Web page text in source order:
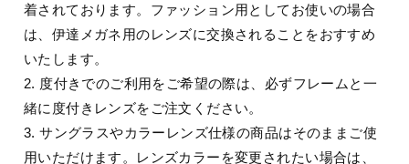
着されております。ファッション用としてお使いの場合
は、伊達メガネ用のレンズに交換されることをおすすめ
いたします。
2. 度付きでのご利用をご希望の際は、必ずフレームと一
緒に度付きレンズをご注文ください。
3. サングラスやカラーレンズ仕様の商品はそのままご使
用いただけます。レンズカラーを変更されたい場合は、